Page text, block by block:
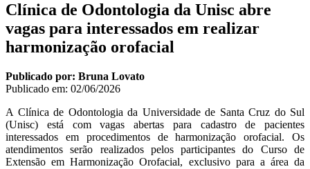
Clínica de Odontologia da Unisc abre
vagas para interessados em realizar
harmonização orofacial
Publicado por: Bruna Lovato
Publicado em: 02/06/2026
A Clínica de Odontologia da Universidade de Santa Cruz do Sul
(Unisc) está com vagas abertas para cadastro de pacientes
interessados em procedimentos de harmonização orofacial. Os
atendimentos serão realizados pelos participantes do Curso de
Extensão em Harmonização Orofacial, exclusivo para a área da